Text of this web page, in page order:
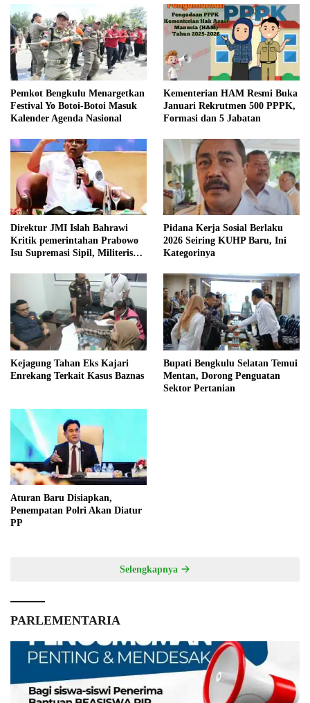
Pemkot Bengkulu Menargetkan
Festival Yo Botoi-Botoi Masuk
Kalender Agenda Nasional
Kementerian HAM Resmi Buka
Januari Rekrutmen 500 PPPK,
Formasi dan 5 Jabatan
Direktur JMI Islah Bahrawi
Kritik pemerintahan Prabowo
Isu Supremasi Sipil, Militerisasi,
Pidana Kerja Sosial Berlaku
2026 Seiring KUHP Baru, Ini
Kategorinya
Kejagung Tahan Eks Kajari
Enrekang Terkait Kasus Baznas
Bupati Bengkulu Selatan Temui
Mentan, Dorong Penguatan
Sektor Pertanian
Aturan Baru Disiapkan,
Penempatan Polri Akan Diatur
PP
Selengkapnya
PARLEMENTARIA